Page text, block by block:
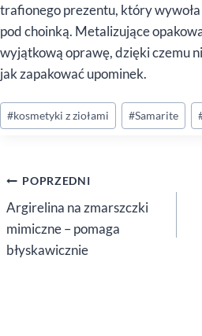
trafionego prezentu, który
pod choinką. Metalizujące
wyjątkową oprawę, dzięki czemu
jak zapakować upominek.
Tagi
wpisu:
#kosmetyki z ziołami #Samarite
Nawigacja
wpisu
POPRZEDNI
Argirelina na zmarszczki
mimiczne – pomaga
błyskawicznie